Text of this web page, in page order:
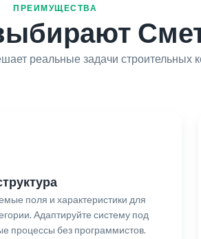
ПРЕИМУЩЕСТВА
реальные задачи строительных
поля и характеристики для
Адаптируйте систему под
процессы без программистов.